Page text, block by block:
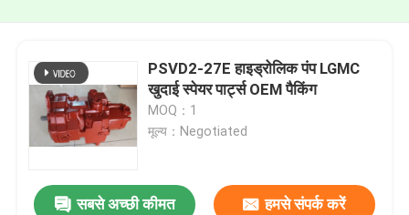
PSVD2-27E हाइड्रोलिक पंप LGMC
खुदाई स्पेयर पार्ट्स OEM पैकिंग
MOQ：1
मूल्य：Negotiated
सबसे अच्छी कीमत हमसे संपर्क करें